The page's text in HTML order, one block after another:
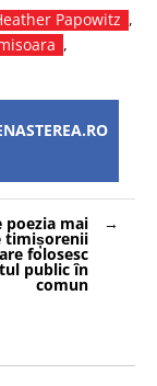
Papowitz ,
,
poezia mai
timișorenii
folosesc
public în
comun